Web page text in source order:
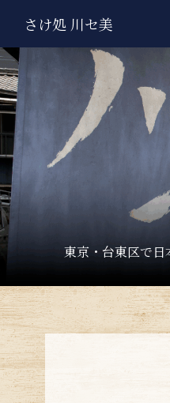
さけ処 川セ美
東京・台東区で